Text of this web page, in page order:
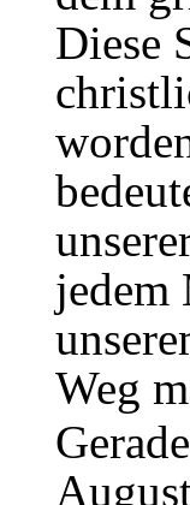
Diese
jedem
Weg